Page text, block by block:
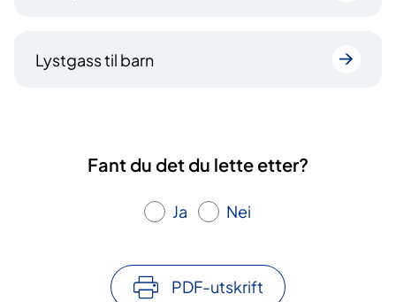
Lystgass til barn
Fant du det du lette etter?
Ja Nei
PDF-utskrift